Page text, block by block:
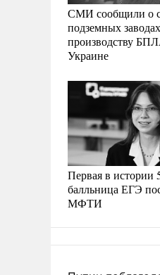
СМИ сообщили о
подземных
производству
Украине
Первая в истории
балльница ЕГЭ
МФТИ